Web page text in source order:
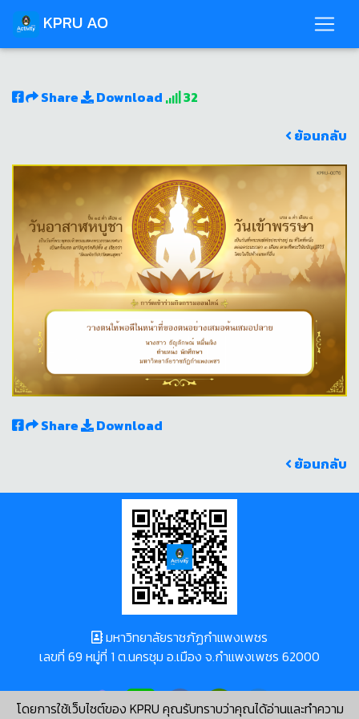
KPRU AO
Share Download
32
ย้อนกลับ
Share
Download
ย้อนกลับ
โดยการใช้เว็บไซต์ของ KPRU คุณรับทราบว่าคุณได้อ่านและทำความ
มหาวิทยาลัยราชภัฏกำแพงเพชร
เลขที่ 69 หมู่ที่ 1 ต.นครชุม อ.เมือง จ.กำแพงเพชร 62000